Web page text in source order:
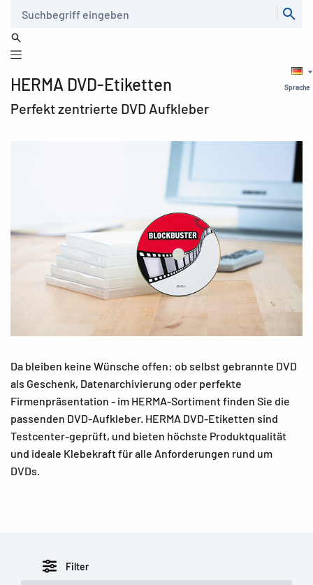
Sprache
HERMA DVD-Etiketten
Perfekt zentrierte DVD Aufkleber
Da bleiben keine Wünsche offen: ob selbst gebrannte DVD
als Geschenk, Datenarchivierung oder perfekte
Firmenpräsentation - im HERMA-Sortiment finden Sie die
passenden DVD-Aufkleber. HERMA DVD-Etiketten sind
Testcenter-geprüft, und bieten höchste Produktqualität
und ideale Klebekraft für alle Anforderungen rund um
DVDs.
Filter